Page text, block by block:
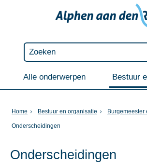
Alle onderwerpen Bestuur
Home Bestuur en organisatie Burgemeester
Onderscheidingen
Onderscheidingen